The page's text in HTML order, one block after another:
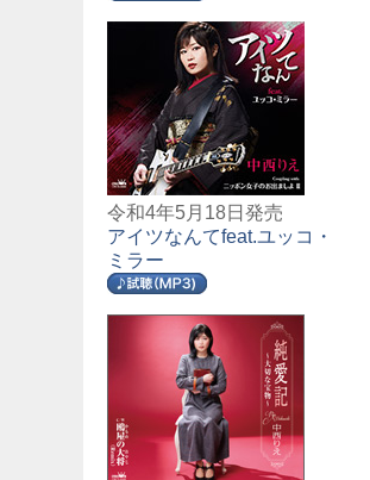
令和4年5月18日発売
アイツなんてfeat.ユッコ・
ミラー